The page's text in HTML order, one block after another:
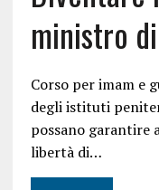
ministro
Corso per imam e
degli istituti
possano garantire
libertà di…